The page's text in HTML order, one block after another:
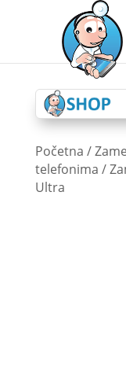
Početna /
telefonima /
Ultra